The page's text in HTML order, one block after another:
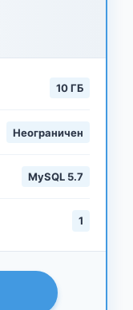
10 ГБ
Неограничен
MySQL 5.7
1